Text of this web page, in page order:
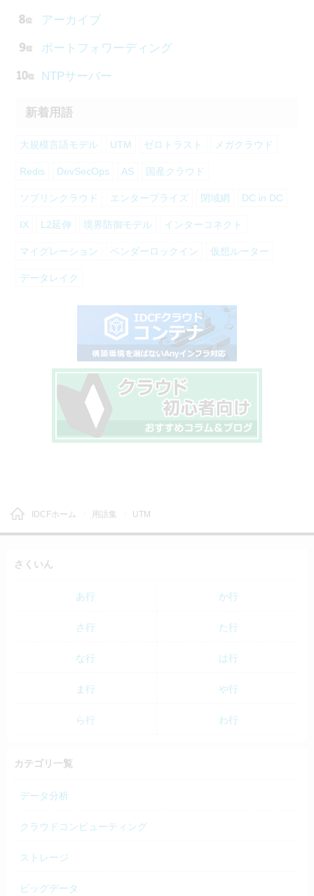
アーカイブ
ポートフォワーディング
NTPサーバー
新着用語
大規模言語モデル UTM ゼロトラスト メガクラウド
Redis DevSecOps AS 国産クラウド
ソブリンクラウド エンタープライズ 閉域網 DC in DC
IX L2延伸 境界防御モデル インターコネクト
マイグレーション ベンダーロックイン 仮想ルーター
データレイク
IDCFホーム 用語集 UTM
さくいん
あ行 か行
さ行 た行
な行 は行
ま行 や行
ら行 わ行
カテゴリ一覧
データ分析
クラウドコンピューティング
ストレージ
ビッグデータ